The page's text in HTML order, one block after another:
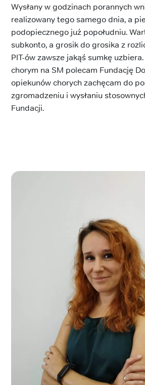
Wysłany w godzinach porannych
realizowany tego samego dnia, a
podopiecznego już popołudniu.
subkonto, a grosik do grosika z
PIT-ów zawsze jakąś sumkę
chorym na SM polecam Fundację
opiekunów chorych zachęcam do
zgromadzeniu i wysłaniu
Fundacji.